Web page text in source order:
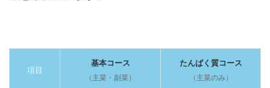
項目
基本コース
（主菜・副菜）
たんぱく質コース
（主菜のみ）